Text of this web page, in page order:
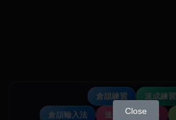
倉頡練習
速成練習
倉頡輸入法
速成輸入法教學
Close